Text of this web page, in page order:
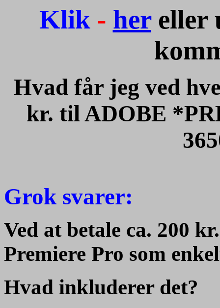
Klik - her eller
Hvad får jeg ved
kr. til ADOBE
Grok svarer:
Ved at betale ca. 200
Premiere Pro som
Hvad inkluderer det?